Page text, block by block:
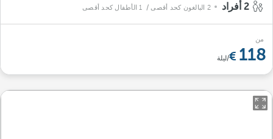
2 البالغون كحد أقصى / 1 الأطفال كحد أقصى
من
118 /ليلة